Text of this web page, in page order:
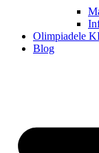
Olimpiadele
Blog